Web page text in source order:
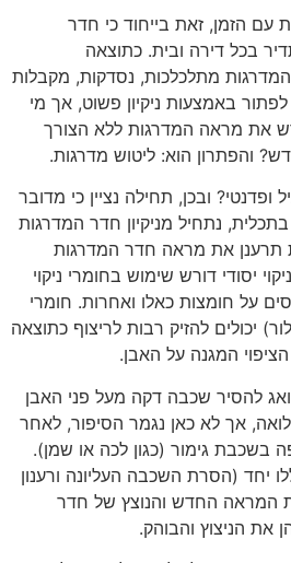
עם הזמן, זאת בייחוד כי חדר
בכל דירה ובית. כתוצאה
מתלכלכות, נסדקות, מקבלות
באמצעות ניקיון פשוט, אך מי
את מראה המדרגות ללא הצורך
והפתרון הוא: ליטוש מדרגות.
ופדנטי? ובכן, תחילה נציין כי מדובר
נתחיל מניקיון חדר המדרגות
תרענן את מראה חדר המדרגות
יסודי דורש שימוש בחומרי ניקוי
על חומצות כאלו ואחרות. חומרי
יכולים להזיק רבות לריצוף כתוצאה
המגנה על האבן.
להסיר שכבה דקה מעל פני האבן
אך לא כאן נגמר הסיפור, לאחר
בשכבת גימור (כגון לכה או שמן).
יחד (הסרת השכבה העליונה ורענון
המראה החדש והנוצץ של חדר
את הניצוץ והבוהק.